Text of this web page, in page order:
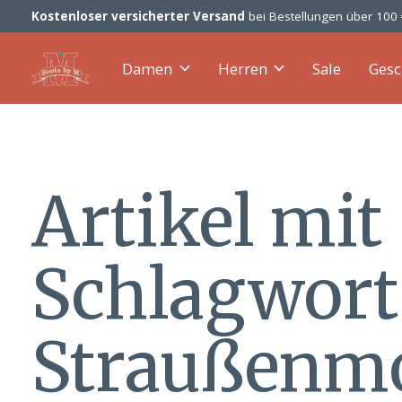
Kostenloser versicherter Versand bei Bestellungen über
Damen Herren Sale
Artikel mit
Schlagwort